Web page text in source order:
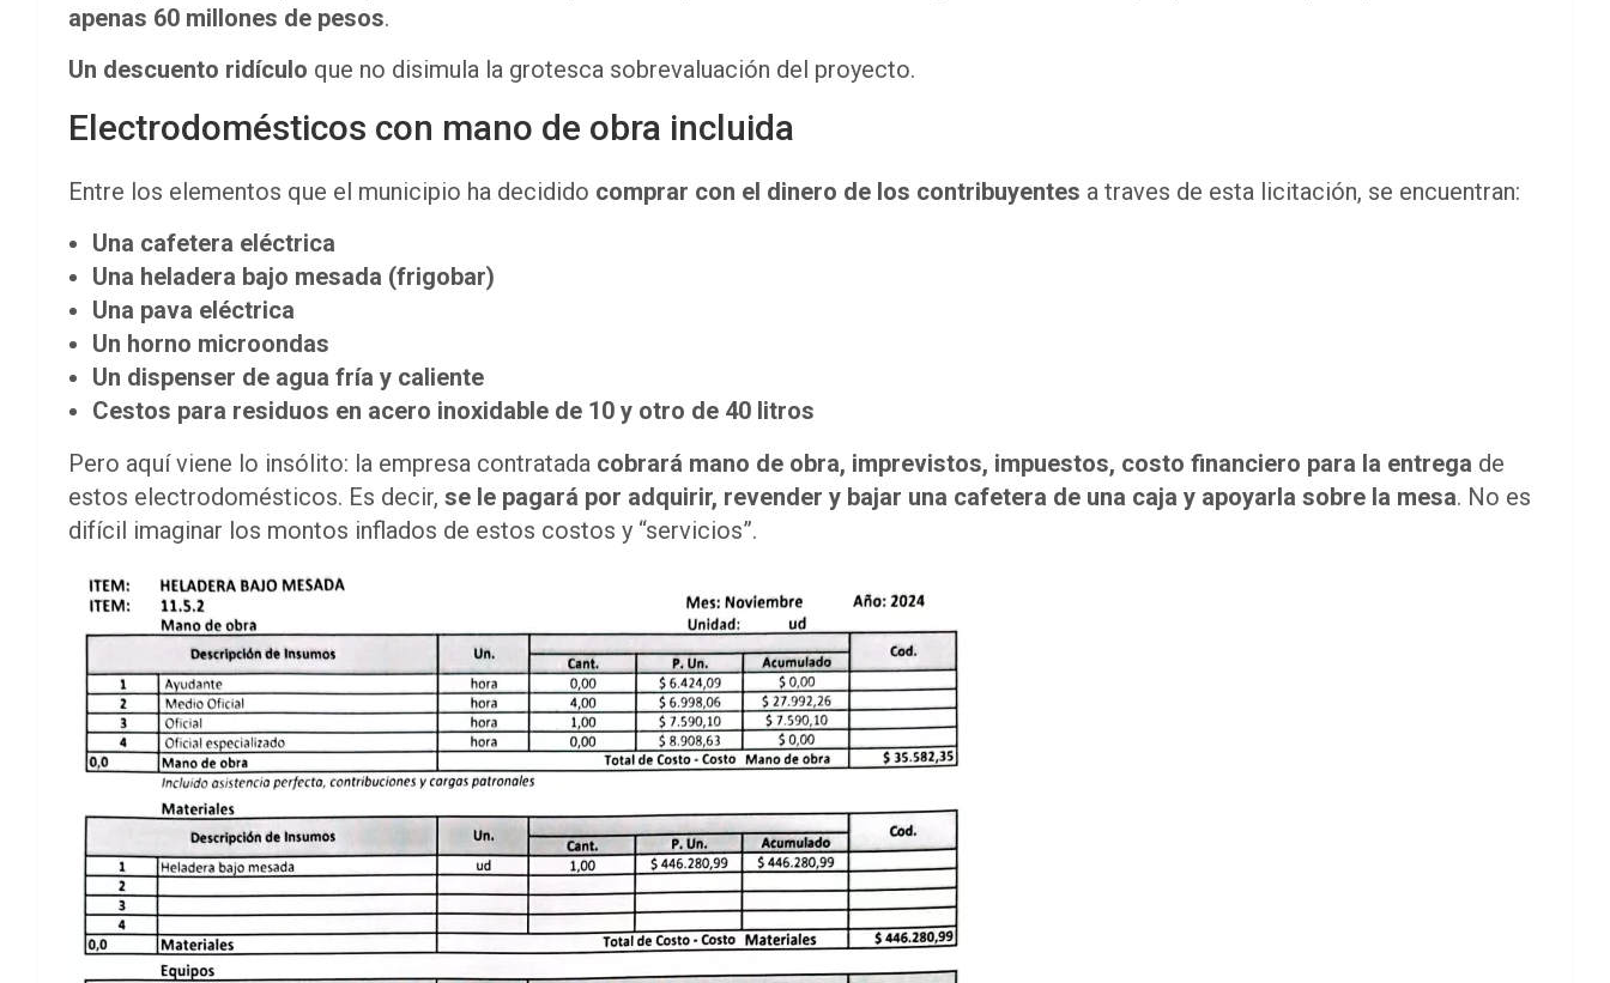
apenas 60 millones de pesos.
Un descuento ridículo que no disimula la grotesca sobrevaluación del proyecto.
Electrodomésticos con mano de obra incluida
Entre los elementos que el municipio ha decidido comprar con el dinero de los contribuyentes a traves de esta licitación, se encuentran:
Una cafetera eléctrica
Una heladera bajo mesada (frigobar)
Una pava eléctrica
Un horno microondas
Un dispenser de agua fría y caliente
Cestos para residuos en acero inoxidable de 10 y otro de 40 litros
Pero aquí viene lo insólito: la empresa contratada cobrará mano de obra, imprevistos, impuestos, costo financiero para la entrega de
estos electrodomésticos. Es decir, se le pagará por adquirir, revender y bajar una cafetera de una caja y apoyarla sobre la mesa. No es
difícil imaginar los montos inflados de estos costos y “servicios”.